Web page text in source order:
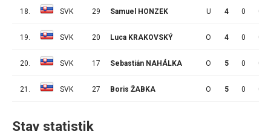
18. SVK 29 Samuel HONZEK U 4 0 0
19. SVK 20 Luca KRAKOVSKÝ O 4 0 0
20. SVK 17 Sebastián NAHÁLKA O 5 0 0
21. SVK 27 Boris ŽABKA O 5 0 0
Stav statistik